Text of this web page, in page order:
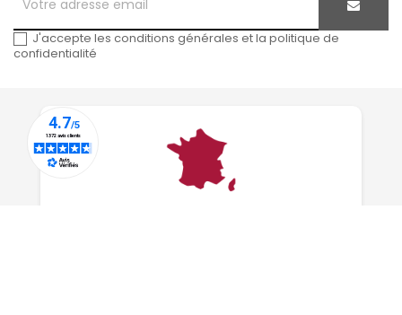
J'accepte les conditions générales et la politique de
confidentialité